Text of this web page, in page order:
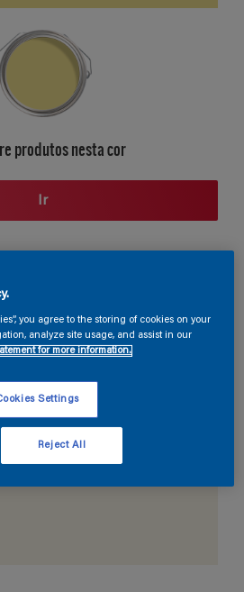
produtos nesta cor
Ir
de cores
you agree to the storing of cookies on your
analyze site usage, and assist in our
for more information.
Settings
Reject All